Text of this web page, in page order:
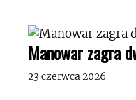
Manowar zagra
23 czerwca 2026